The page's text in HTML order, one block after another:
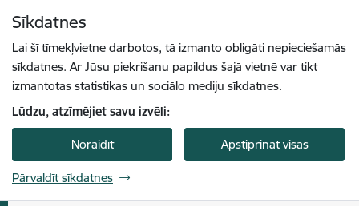
Sīkdatnes
Lai šī tīmekļvietne darbotos, tā izmanto obligāti nepieciešamās
sīkdatnes. Ar Jūsu piekrišanu papildus šajā vietnē var tikt
izmantotas statistikas un sociālo mediju sīkdatnes.
Lūdzu, atzīmējiet savu izvēli:
Noraidīt Apstiprināt visas
Pārvaldīt sīkdatnes